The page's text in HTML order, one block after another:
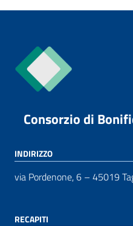
Consorzio di
INDIRIZZO
via Pordenone, 6 – 45019
RECAPITI